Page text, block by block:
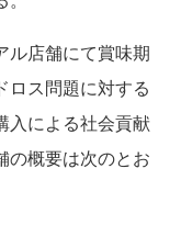
ル店舗にて賞味期
ロス問題に対する
入による社会貢献
の概要は次のとお